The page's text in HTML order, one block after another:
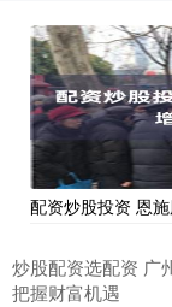
配资炒股投资 恩
炒股配资选配资 广
把握财富机遇